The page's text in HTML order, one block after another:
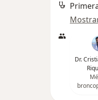
Dr.